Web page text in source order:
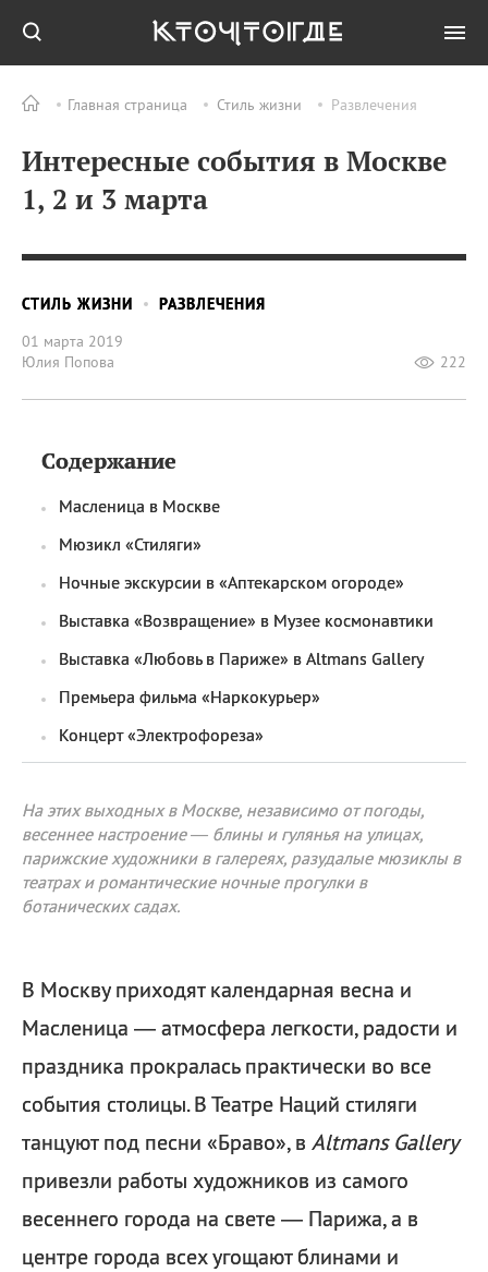
Главная страница Стиль жизни Развлечения
Интересные события в Москве
1, 2 и 3 марта
СТИЛЬ ЖИЗНИ
РАЗВЛЕЧЕНИЯ
01 марта 2019
Юлия Попова
222
Содержание
Масленица в Москве
Мюзикл «Стиляги»
Ночные экскурсии в «Аптекарском огороде»
Выставка «Возвращение» в Музее космонавтики
Выставка «Любовь в Париже» в Altmans Gallery
Премьера фильма «Наркокурьер»
Концерт «Электрофореза»
На этих выходных в Москве, независимо от погоды,
весеннее настроение — блины и гулянья на улицах,
парижские художники в галереях, разудалые мюзиклы в
театрах и романтические ночные прогулки в
ботанических садах.
В Москву приходят календарная весна и
Масленица — атмосфера легкости, радости и
праздника прокралась практически во все
события столицы. В Театре Наций стиляги
танцуют под песни «Браво», в Altmans Gallery
привезли работы художников из самого
весеннего города на свете — Парижа, а в
центре города всех угощают блинами и